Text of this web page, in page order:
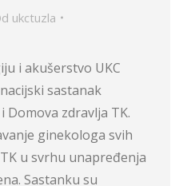
ukctuzla
i akušerstvo UKC
sastanak
Domova zdravlja TK.
ginekologa svih
u svrhu unapređenja
Sastanku su